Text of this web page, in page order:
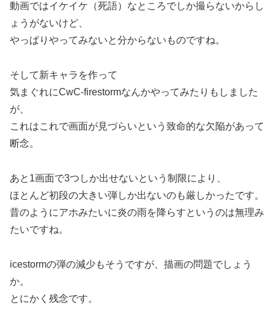
動画ではイケイケ（死語）なところでしか撮らないからし
ょうがないけど、
やっぱりやってみないと分からないものですね。
そして新キャラを作って
気まぐれにCwC-firestormなんかやってみたりもしました
が、
これはこれで画面が見づらいという致命的な欠陥があって
断念。
あと1画面で3つしか出せないという制限により、
ほとんど初段の大きい弾しか出ないのも厳しかったです。
昔のようにアホみたいに炎の雨を降らすというのは無理み
たいですね。
icestormの弾の減少もそうですが、描画の問題でしょう
か。
とにかく残念です。